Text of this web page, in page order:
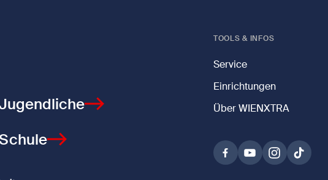
TOOLS & INFOS
Service
Einrichtungen
Über WIENXTRA